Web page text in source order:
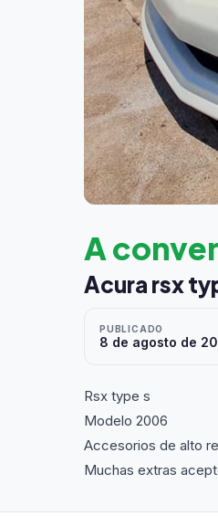
A
Acura rsx
PUBLICADO
8 de agosto de
Rsx type s
Modelo 2006
Accesorios de alto
Muchas extras